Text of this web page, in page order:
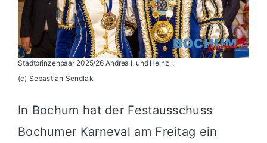
Stadtprinzenpaar 2025/26 Andrea I. und Heinz I.
(c) Sebastian Sendlak
In Bochum hat der Festausschuss
Bochumer Karneval am Freitag ein